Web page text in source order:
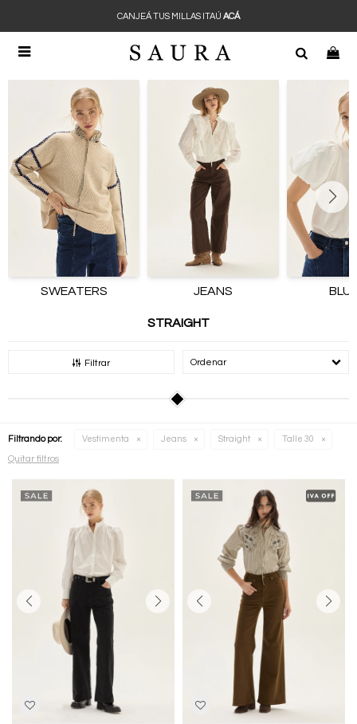

CANJEÁ TUS MILLAS ITAÚ ACÁ
SWEATERS JEANS
STRAIGHT
Filtrar Recomendados
Filtrando por: Vestimenta Jeans Straight Talle 30
Quitar filtros